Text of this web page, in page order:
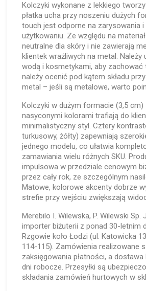
Kolczyki wykonane z lekkiego
płatka ucha przy noszeniu dużych
touch jest odporne na zarysowania
użytkowaniu. Ze względu na
neutralne dla skóry i nie zawierają
klientek wrażliwych na metal. Należy
wodą i kosmetykami, aby
należy ocenić pod kątem składu
metal – jeśli są metalowe, warto
Kolczyki w dużym formacie (3,5
nasyconymi kolorami trafiają do
minimalistyczny styl. Cztery
turkusowy, żółty) zapewniają
jednego modelu, co ułatwia
zamawiania wielu różnych SKU.
impulsowa w przedziale cenowym
przez cały rok, ze szczególnym
Matowe, kolorowe akcenty dobrze
strefie przy wejściu zwiększają
Merebilo I. Wilewska, P. Wilewski
importer biżuterii z ponad 30-letnim
Rzgowie koło Łodzi (ul. Katowicka
114-115). Zamówienia realizowane
zaksięgowania płatności, a
dni robocze. Przesyłki są
składania zamówień hurtowych w